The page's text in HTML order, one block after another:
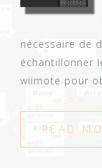
nécessaire de
échantillonner
wiimote pour
READ